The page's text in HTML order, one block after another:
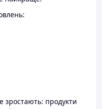
зростають: продукти